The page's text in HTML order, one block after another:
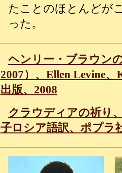
たことのほとんどが
った。
ヘンリー・ブラウン
2007）、Ellen Levine
出版、2008
クラウディアの祈り
子ロシア語訳、ポプラ